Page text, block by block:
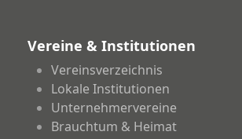
Vereine & Institutionen
Vereinsverzeichnis
Lokale Institutionen
Unternehmervereine
Brauchtum & Heimat